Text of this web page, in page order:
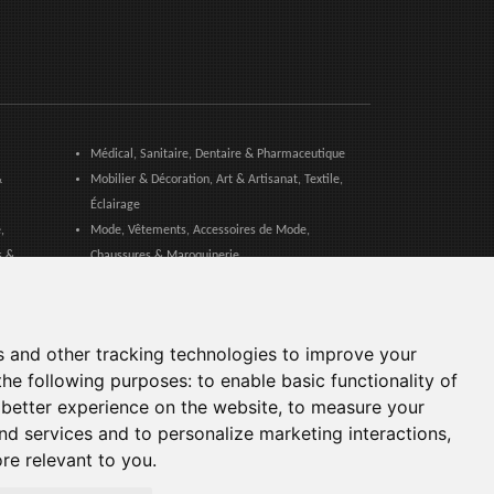
and other tracking technologies to improve your
following purposes: to enable basic functionality of
experience on the website, to measure your
services and to personalize marketing interactions,
relevant to you.
&
Médical, Sanitaire, Dentaire & Pharmaceutique
Mobilier & Décoration, Art & Artisanat, Textile,
Éclairage
Mode, Vêtements, Accessoires de Mode,
Chaussures & Maroquinerie
travail, Certifications, Formation
Sport, Fitness, Loisir – Produits, Matériaux &
Équipements